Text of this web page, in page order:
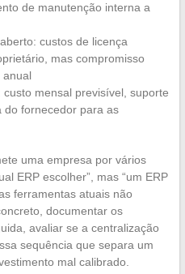
de manutenção interna a
custos de licença
mas compromisso
anual
mensal previsível, suporte
do fornecedor para as
uma empresa por vários
ERP escolher”, mas “um ERP
ferramentas atuais não
documentar os
avaliar se a centralização
sequência que separa um
mal calibrado.